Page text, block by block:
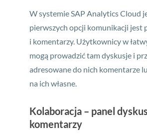
W systemie SAP Analytics Cloud
pierwszych opcji komunikacji jest
i komentarzy. Użytkownicy w
mogą prowadzić tam dyskusje i
adresowane do nich komentarze
na ich własne.
Kolaboracja – panel
komentarzy